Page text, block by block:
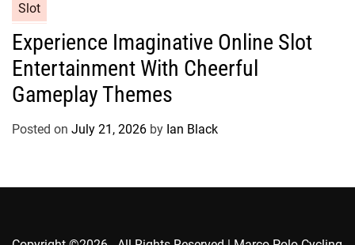
s
a
e
g
o
r
Slot
Experience Imaginative Online Slot
Entertainment With Cheerful
Gameplay Themes
Posted on July 21, 2026 by Ian Black